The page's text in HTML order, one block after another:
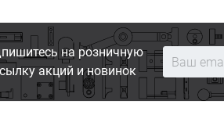
на розничную
акций и новинок